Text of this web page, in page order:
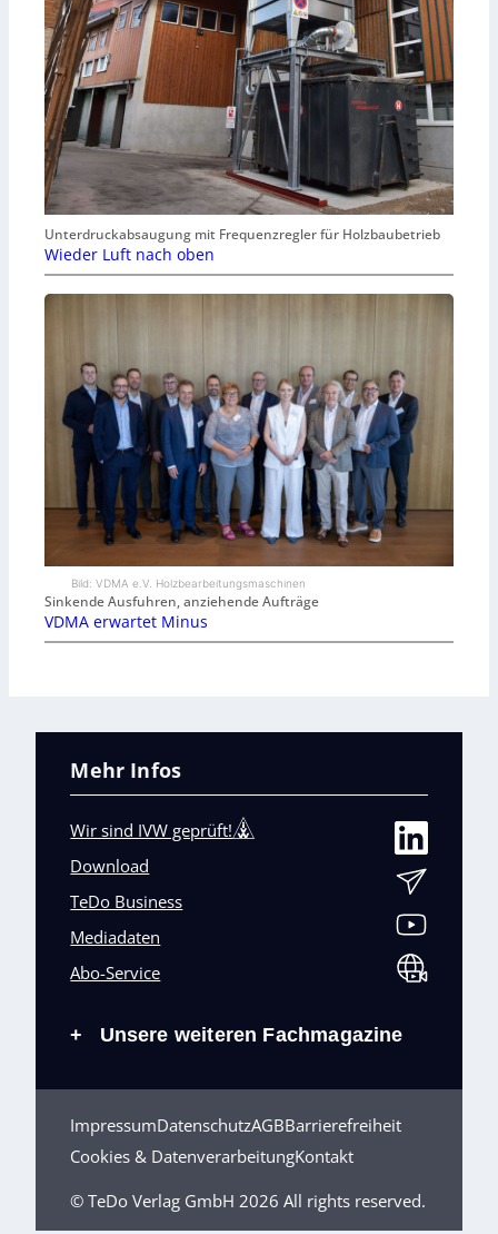
Unterdruckabsaugung mit Frequenzregler für Holzbaubetrieb
Wieder Luft nach oben
Bild: VDMA e.V. Holzbearbeitungsmaschinen
Sinkende Ausfuhren, anziehende Aufträge
VDMA erwartet Minus
Mehr Infos
Wir sind IVW geprüft!
Download
TeDo Business
Mediadaten
Abo-Service
+ Unsere weiteren Fachmagazine
ImpressumDatenschutzAGBBarrierefreiheit
Cookies & DatenverarbeitungKontakt
© TeDo Verlag GmbH 2026 All rights reserved.